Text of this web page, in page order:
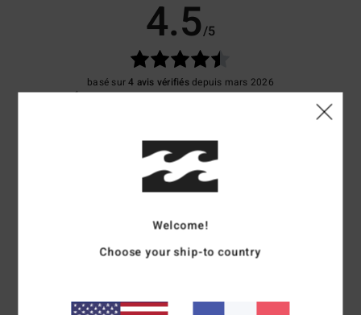
4.5/5
basé sur4 avis vérifiésdepuis mars 2026
75% de nos clients recommandent ce produit
Rapport qualité / prix
Welcome!
Choose your ship-to country